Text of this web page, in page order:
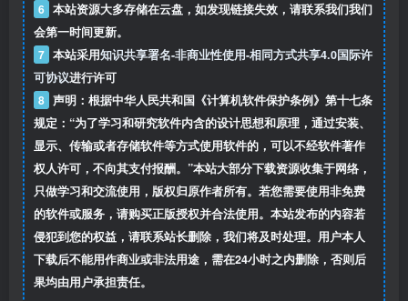
6 本站资源大多存储在云盘，如发现链接失效，请联系我们我们
会第一时间更新。
7 本站采用知识共享署名-非商业性使用-相同方式共享4.0国际许
可协议进行许可
8 声明：根据中华人民共和国《计算机软件保护条例》第十七条
规定：“为了学习和研究软件内含的设计思想和原理，通过安装、
显示、传输或者存储软件等方式使用软件的，可以不经软件著作
权人许可，不向其支付报酬。”本站大部分下载资源收集于网络，
只做学习和交流使用，版权归原作者所有。若您需要使用非免费
的软件或服务，请购买正版授权并合法使用。本站发布的内容若
侵犯到您的权益，请联系站长删除，我们将及时处理。用户本人
下载后不能用作商业或非法用途，需在24小时之内删除，否则后
果均由用户承担责任。